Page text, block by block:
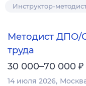
Инструктор-
Методист ДПО/
труда
30 000–70 000 ₽
14 июля 2026